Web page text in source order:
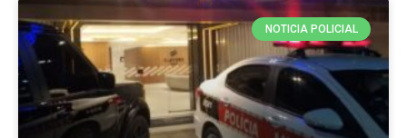
NOTICIA POLICIAL